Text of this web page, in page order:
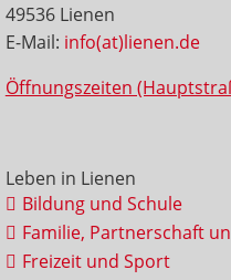
49536 Lienen
E-Mail: info(at)lienen.de
Öffnungszeiten
Leben in Lienen
Bildung und Schule
Familie, Partnerschaft
Freizeit und Sport